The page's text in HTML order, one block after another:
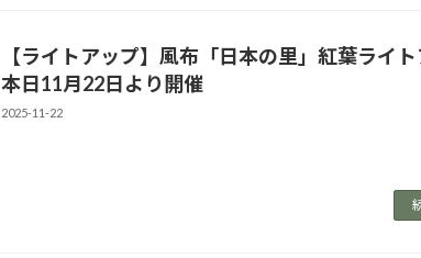
【ライトアップ】風布「日本の里」紅葉ライ
本日11月22日より開催
2025-11-22